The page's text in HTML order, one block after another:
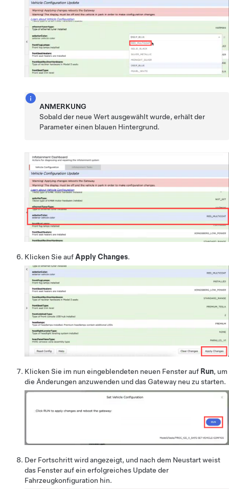
ANMERKUNG
Sobald der neue Wert ausgewählt wurde, erhält der
Parameter einen blauen Hintergrund.
Klicken Sie auf Apply Changes.
Klicken Sie im nun eingeblendeten neuen Fenster auf Run, um
die Änderungen anzuwenden und das Gateway neu zu starten.
Der Fortschritt wird angezeigt, und nach dem Neustart weist
das Fenster auf ein erfolgreiches Update der
Fahrzeugkonfiguration hin.